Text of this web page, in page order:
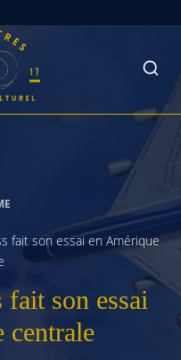
fait son essai en Amérique
son essai
centrale